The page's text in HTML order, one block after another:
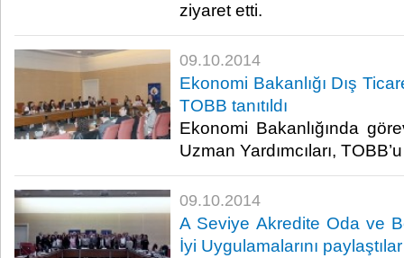
ziyaret etti.​
09.10.2014
Ekonomi Bakanlığı Dış
TOBB tanıtıldı
Ekonomi Bakanlığında
Uzman Yardımcıları,
09.10.2014
A Seviye Akredite Oda ve
İyi Uygulamalarını paylaştılar